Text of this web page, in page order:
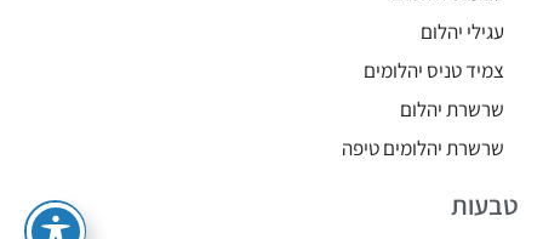
עגילי יהלום
צמיד טניס יהלומים
שרשרת יהלום
שרשרת יהלומים טיפה
טבעות